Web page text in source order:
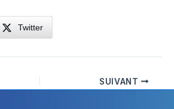
Twitter
SUIVANT